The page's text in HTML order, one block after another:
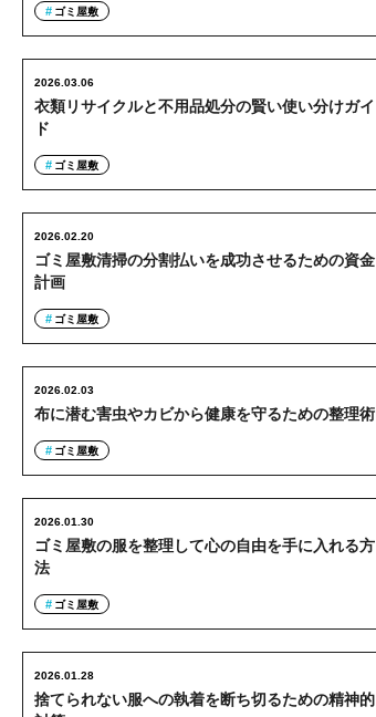
ゴミ屋敷
衣類リサイクルと不用品処分の賢い使い分けガイ
ド
2026.03.06
ゴミ屋敷
ゴミ屋敷清掃の分割払いを成功させるための資金
計画
2026.02.20
ゴミ屋敷
布に潜む害虫やカビから健康を守るための整理術
2026.02.03
ゴミ屋敷
ゴミ屋敷の服を整理して心の自由を手に入れる方
法
2026.01.30
ゴミ屋敷
捨てられない服への執着を断ち切るための精神的
2026.01.28